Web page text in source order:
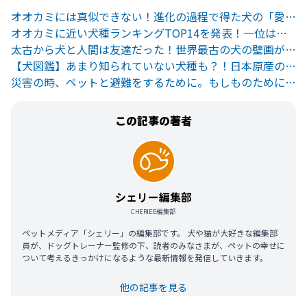
オオカミには真似できない！進化の過程で得た犬の「愛され目力」とは
オオカミに近い犬種ランキングTOP14を発表！一位は身近なあの犬
太古から犬と人間は友達だった！世界最古の犬の壁画が物語るものとは
【犬図鑑】あまり知られていない犬種も？！日本原産の犬たちをご紹介
災害の時、ペットと避難をするために。もしものために備えておくべきこと
この記事の著者
シェリー編集部
CHERIEE編集部
ペットメディア「シェリー」の編集部です。 犬や猫が大好きな編集部
員が、ドッグトレーナー監修の下、読者のみなさまが、ペットの幸せに
ついて考えるきっかけになるような最新情報を発信していきます。
他の記事を見る